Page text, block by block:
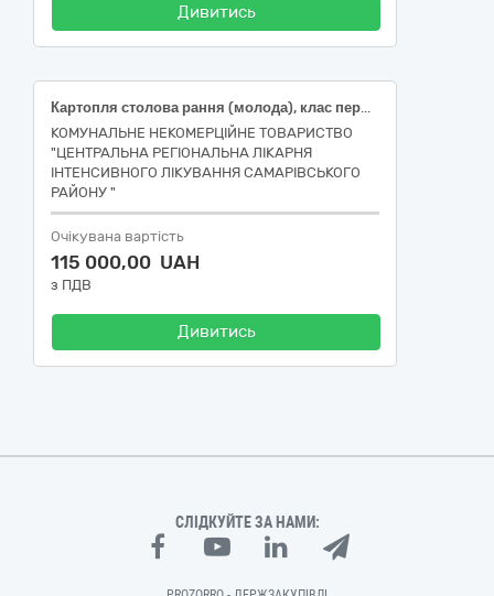
Дивитись
Картопля столова рання (молода), клас перший, ДСТУ 9221
КОМУНАЛЬНЕ НЕКОМЕРЦІЙНЕ ТОВАРИСТВО
"ЦЕНТРАЛЬНА РЕГІОНАЛЬНА ЛІКАРНЯ
ІНТЕНСИВНОГО ЛІКУВАННЯ САМАРІВСЬКОГО
РАЙОНУ "
Очікувана вартість
115 000,00 UAH
з ПДВ
Дивитись
СЛІДКУЙТЕ ЗА НАМИ: